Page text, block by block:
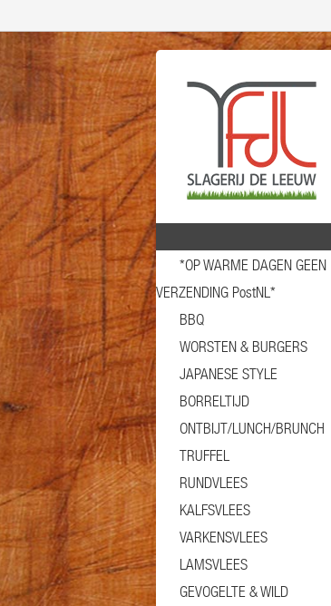
*OP WARME DAGEN GEEN
VERZENDING PostNL*
BBQ
WORSTEN & BURGERS
JAPANESE STYLE
BORRELTIJD
ONTBIJT/LUNCH/BRUNCH
TRUFFEL
RUNDVLEES
KALFSVLEES
VARKENSVLEES
LAMSVLEES
GEVOGELTE & WILD